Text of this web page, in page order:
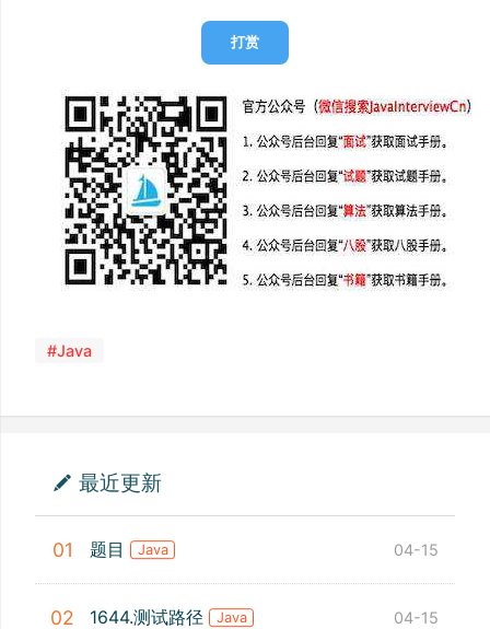
打赏
#Java
最近更新
01 题目 Java 04-15
02 1644.测试路径 Java 04-15